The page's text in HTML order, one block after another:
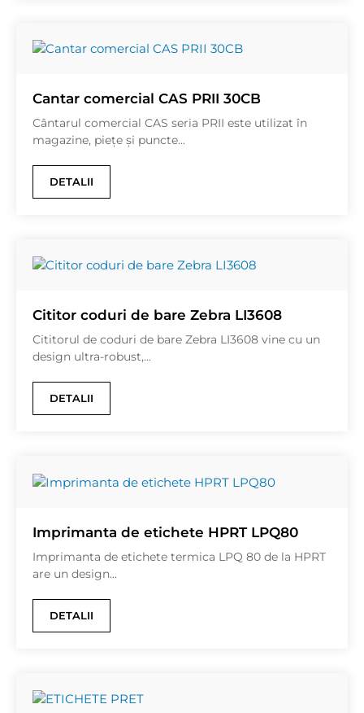
Cantar comercial CAS PRII 30CB
Cântarul comercial CAS seria PRII este utilizat în
magazine, piețe și puncte...
DETALII
Cititor coduri de bare Zebra LI3608
Cititorul de coduri de bare Zebra LI3608 vine cu un
design ultra-robust,...
DETALII
Imprimanta de etichete HPRT LPQ80
Imprimanta de etichete termica LPQ 80 de la HPRT
are un design...
DETALII